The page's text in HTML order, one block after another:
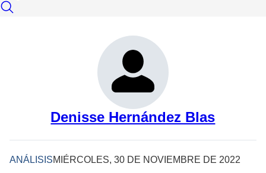
Denisse Hernández Blas
ANÁLISISMIÉRCOLES, 30 DE NOVIEMBRE DE 2022